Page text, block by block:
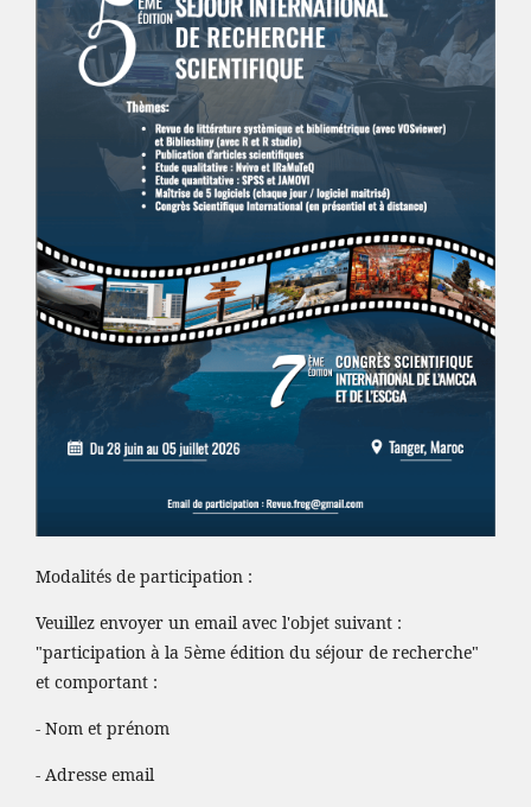
Modalités de participation :
Veuillez envoyer un email avec l'objet suivant :
"participation à la 5ème édition du séjour de recherche"
et comportant :
- Nom et prénom
- Adresse email